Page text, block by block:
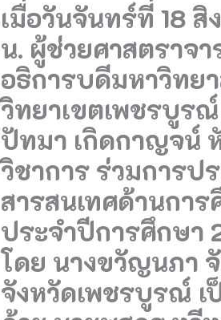
เมื่อวันจันทร์ที่ 18
น. ผู้ช่วยศาสตราจ
อธิการบดีมหาวิทย
วิทยาเขตเพชรบูร
ปัทมา เกิดกาญจน์
วิชาการ ร่วมการ
สารสนเทศด้านกา
ประจำปีการศึกษา
โดย นางขวัญนภา
จังหวัดเพชรบูรณ์